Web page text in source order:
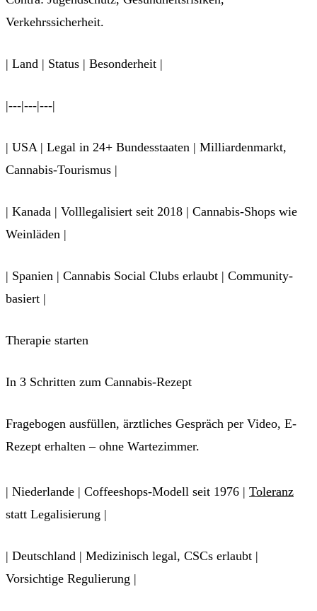
Verkehrssicherheit.
| Land | Status | Besonderheit |
|---|---|---|
| USA | Legal in 24+ Bundesstaaten | Milliardenmarkt,
Cannabis-Tourismus |
| Kanada | Volllegalisiert seit 2018 | Cannabis-Shops wie
Weinläden |
| Spanien | Cannabis Social Clubs erlaubt | Community-
basiert |
Therapie starten
In 3 Schritten zum Cannabis-Rezept
Fragebogen ausfüllen, ärztliches Gespräch per Video, E-
Rezept erhalten – ohne Wartezimmer.
| Niederlande | Coffeeshops-Modell seit 1976 | Toleranz
statt Legalisierung |
| Deutschland | Medizinisch legal, CSCs erlaubt |
Vorsichtige Regulierung |